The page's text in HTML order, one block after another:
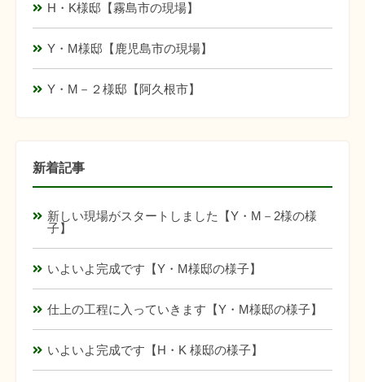
H・K様邸【霧島市の現場】
Y・M様邸【鹿児島市の現場】
Y・M－２様邸【阿久根市】
新着記事
新しい現場がスタートしました【Y・M－2様の様
子】
いよいよ完成です【Y・M様邸の様子】
仕上の工程に入っていきます【Y・M様邸の様子】
いよいよ完成です【H・K 様邸の様子】